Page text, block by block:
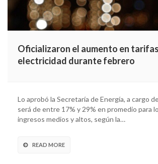
Oficializaron el aumento en
electricidad durante febrero
Lo aprobó la Secretaría de Energía, a cargo
será de entre 17% y 29% en promedio para
ingresos medios y altos, según la…
READ MORE